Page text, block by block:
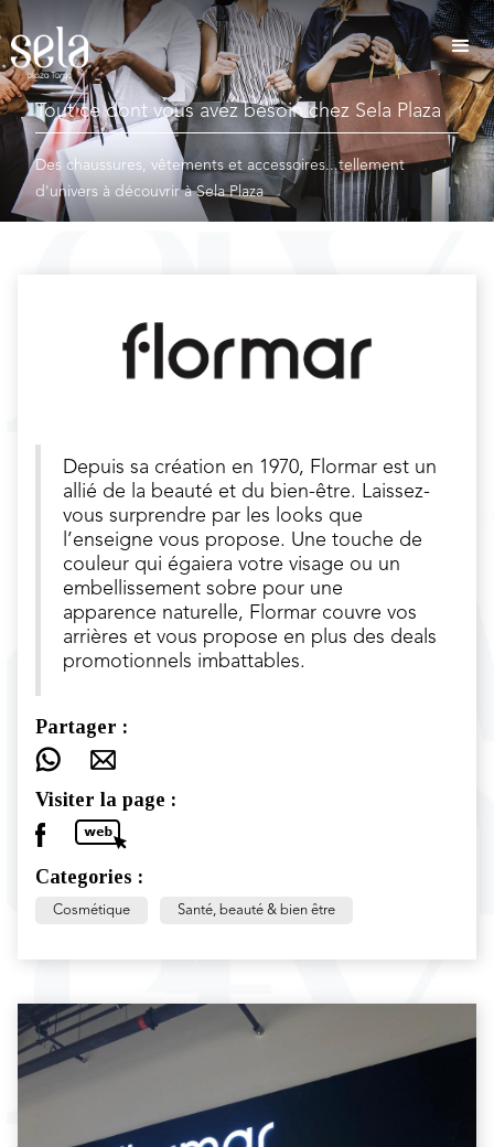
Tout ce dont vous avez besoin chez Sela Plaza
Des chaussures, vêtements et accessoires...tellement
d'univers à découvrir à Sela Plaza
Depuis sa création en 1970, Flormar est un
allié de la beauté et du bien-être. Laissez-
vous surprendre par les looks que
l’enseigne vous propose. Une touche de
couleur qui égaiera votre visage ou un
embellissement sobre pour une
apparence naturelle, Flormar couvre vos
arrières et vous propose en plus des deals
promotionnels imbattables.
Partager :
Visiter la page :
Categories :
Cosmétique Santé, beauté & bien être